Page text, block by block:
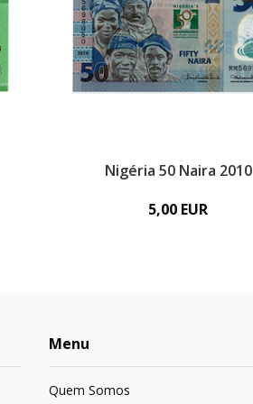
Nigéria 50 Naira 2010
5,00 EUR
Menu
Quem Somos